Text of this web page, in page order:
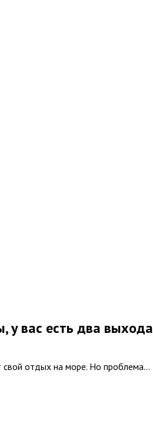
у вас есть два выхода
свой отдых на море. Но проблема...